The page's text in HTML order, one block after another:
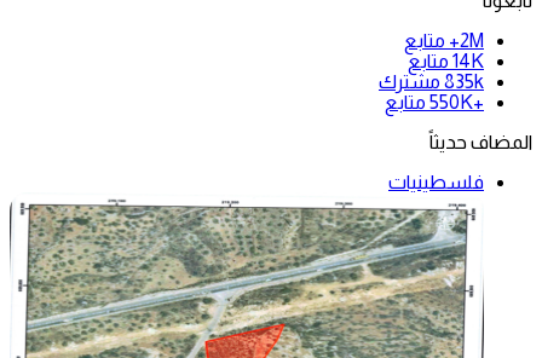
2M+
متابع
14K متابع
835k مشترك
+550K
متابع
المضاف حديثاً
فلسطينيات